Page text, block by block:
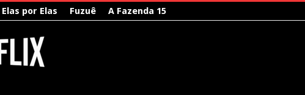
Elas por Elas Fuzuê A Fazenda 15